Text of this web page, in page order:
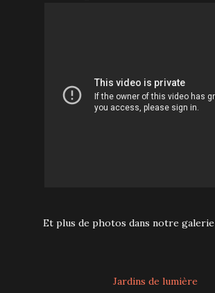
Et plus de photos dans notre
Jardins de lumière